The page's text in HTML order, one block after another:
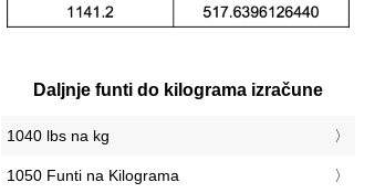
Daljnje funti do kilograma izračune
1040 lbs na kg
1050 Funti na Kilograma